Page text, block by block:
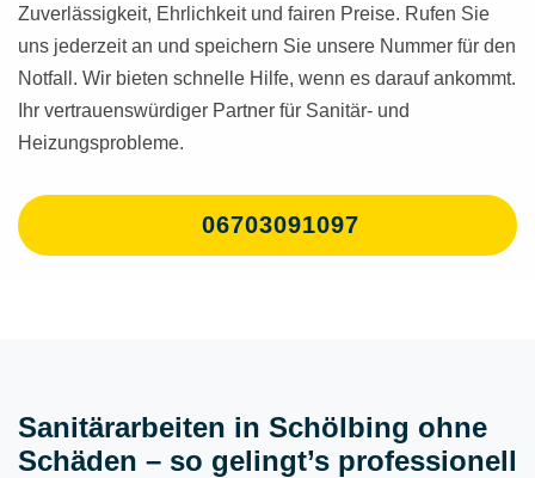
Zuverlässigkeit, Ehrlichkeit und fairen Preise. Rufen Sie
uns jederzeit an und speichern Sie unsere Nummer für den
Notfall. Wir bieten schnelle Hilfe, wenn es darauf ankommt.
Ihr vertrauenswürdiger Partner für Sanitär- und
Heizungsprobleme.
06703091097
Sanitärarbeiten in Schölbing ohne
Schäden – so gelingt’s professionell